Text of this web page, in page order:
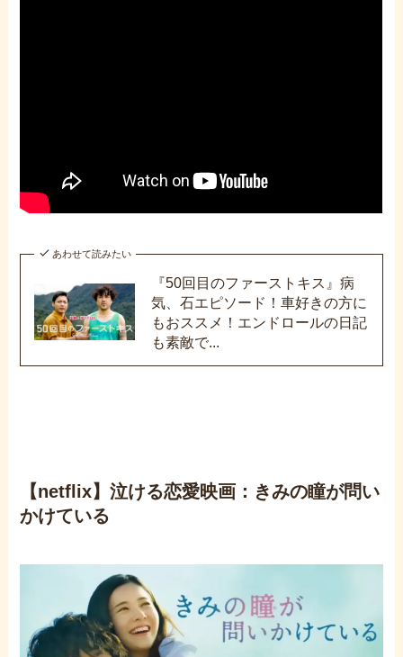
あわせて読みたい
『50回目のファーストキス』病
気、石エピソード！車好きの方に
もおススメ！エンドロールの日記
も素敵で...
【netflix】泣ける恋愛映画：きみの瞳が問い
かけている